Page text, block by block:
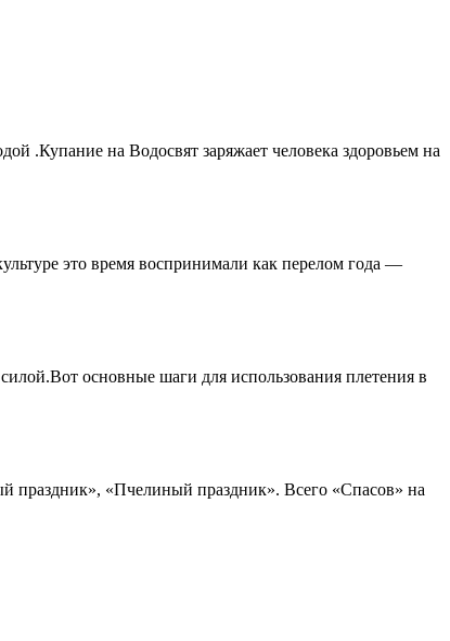
.Купание на Водосвят заряжает человека здоровьем на
это время воспринимали как перелом года —
основные шаги для использования плетения в
«Пчелиный праздник». Всего «Спасов» на